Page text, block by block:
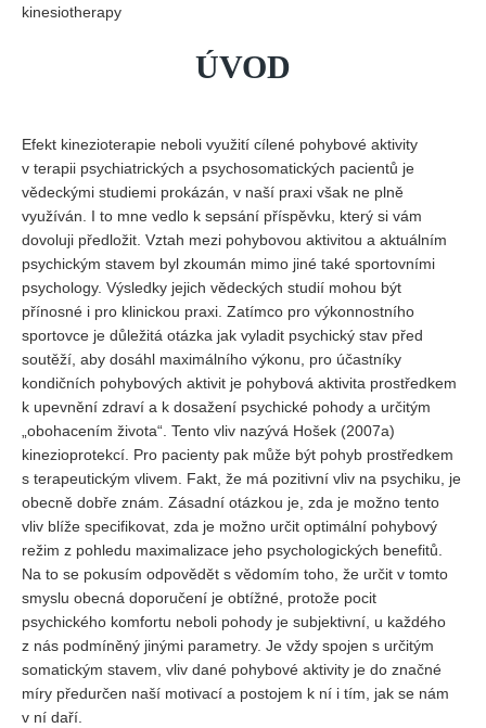
kinesiotherapy
ÚVOD
Efekt kinezioterapie neboli využití cílené pohybové aktivity
v terapii psychiatrických a psychosomatických pacientů je
vědeckými studiemi prokázán, v naší praxi však ne plně
využíván. I to mne vedlo k sepsání příspěvku, který si vám
dovoluji předložit. Vztah mezi pohybovou aktivitou a aktuálním
psychickým stavem byl zkoumán mimo jiné také sportovními
psychology. Výsledky jejich vědeckých studií mohou být
přínosné i pro klinickou praxi. Zatímco pro výkonnostního
sportovce je důležitá otázka jak vyladit psychický stav před
soutěží, aby dosáhl maximálního výkonu, pro účastníky
kondičních pohybových aktivit je pohybová aktivita prostředkem
k upevnění zdraví a k dosažení psychické pohody a určitým
„obohacením života“. Tento vliv nazývá Hošek (2007a)
kinezioprotekcí. Pro pacienty pak může být pohyb prostředkem
s terapeutickým vlivem. Fakt, že má pozitivní vliv na psychiku, je
obecně dobře znám. Zásadní otázkou je, zda je možno tento
vliv blíže specifikovat, zda je možno určit optimální pohybový
režim z pohledu maximalizace jeho psychologických benefitů.
Na to se pokusím odpovědět s vědomím toho, že určit v tomto
smyslu obecná doporučení je obtížné, protože pocit
psychického komfortu neboli pohody je subjektivní, u každého
z nás podmíněný jinými parametry. Je vždy spojen s určitým
somatickým stavem, vliv dané pohybové aktivity je do značné
míry předurčen naší motivací a postojem k ní i tím, jak se nám
v ní daří.